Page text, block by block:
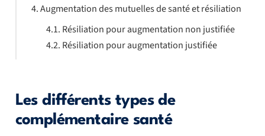
Les différents types de
complémentaire santé
Augmentation des mutuelles de santé et résiliation
Résiliation pour augmentation non justifiée
Résiliation pour augmentation justifiée